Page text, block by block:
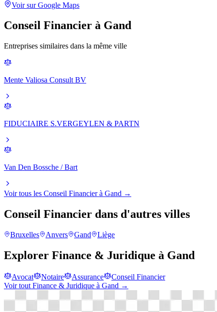
Voir sur Google Maps
Conseil Financier à Gand
Entreprises similaires dans la même ville
Mente Valiosa Consult BV
FIDUCIAIRE S.VERGEYLEN & PARTN
Van Den Bossche / Bart
Voir tous les Conseil Financierà Gand →
Conseil Financier dans d'autres villes
Bruxelles Anvers Gand Liège
Explorer Finance & Juridique à Gand
Avocat Notaire Assurance
Conseil Financier
Voir tout Finance & Juridique à Gand →